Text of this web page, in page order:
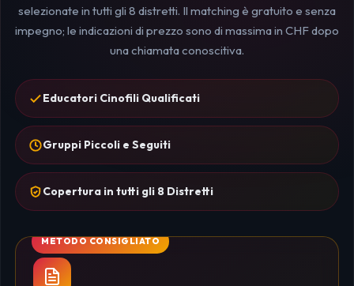
selezionate in tutti gli 8 distretti. Il matching è gratuito e senza
impegno; le indicazioni di prezzo sono di massima in CHF dopo
una chiamata conoscitiva.
Educatori Cinofili Qualificati
Gruppi Piccoli e Seguiti
Copertura in tutti gli 8 Distretti